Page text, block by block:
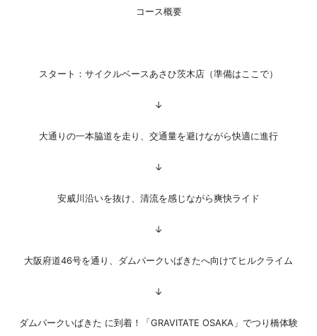
コース概要
スタート：サイクルベースあさひ茨木店（準備はここで）
↓
大通りの一本脇道を走り、交通量を避けながら快適に進行
↓
安威川沿いを抜け、清流を感じながら爽快ライド
↓
大阪府道46号を通り、ダムパークいばきたへ向けてヒルクライム
↓
ダムパークいばきた に到着！「GRAVITATE OSAKA」でつり橋体験